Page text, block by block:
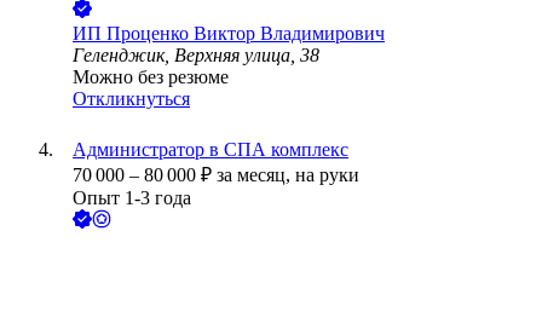
ИП Проценко Виктор Владимирович
Геленджик, Верхняя улица, 38
Можно без резюме
Откликнуться
Администратор в СПА комплекс
70 000 – 80 000 ₽ за месяц, на руки
Опыт 1-3 года